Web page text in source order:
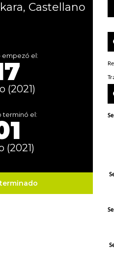
Castellano
empezó el:
(2021)
terminó el:
(2021)